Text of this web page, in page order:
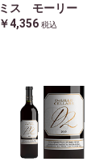
ミス モーリー
￥4,356 税込